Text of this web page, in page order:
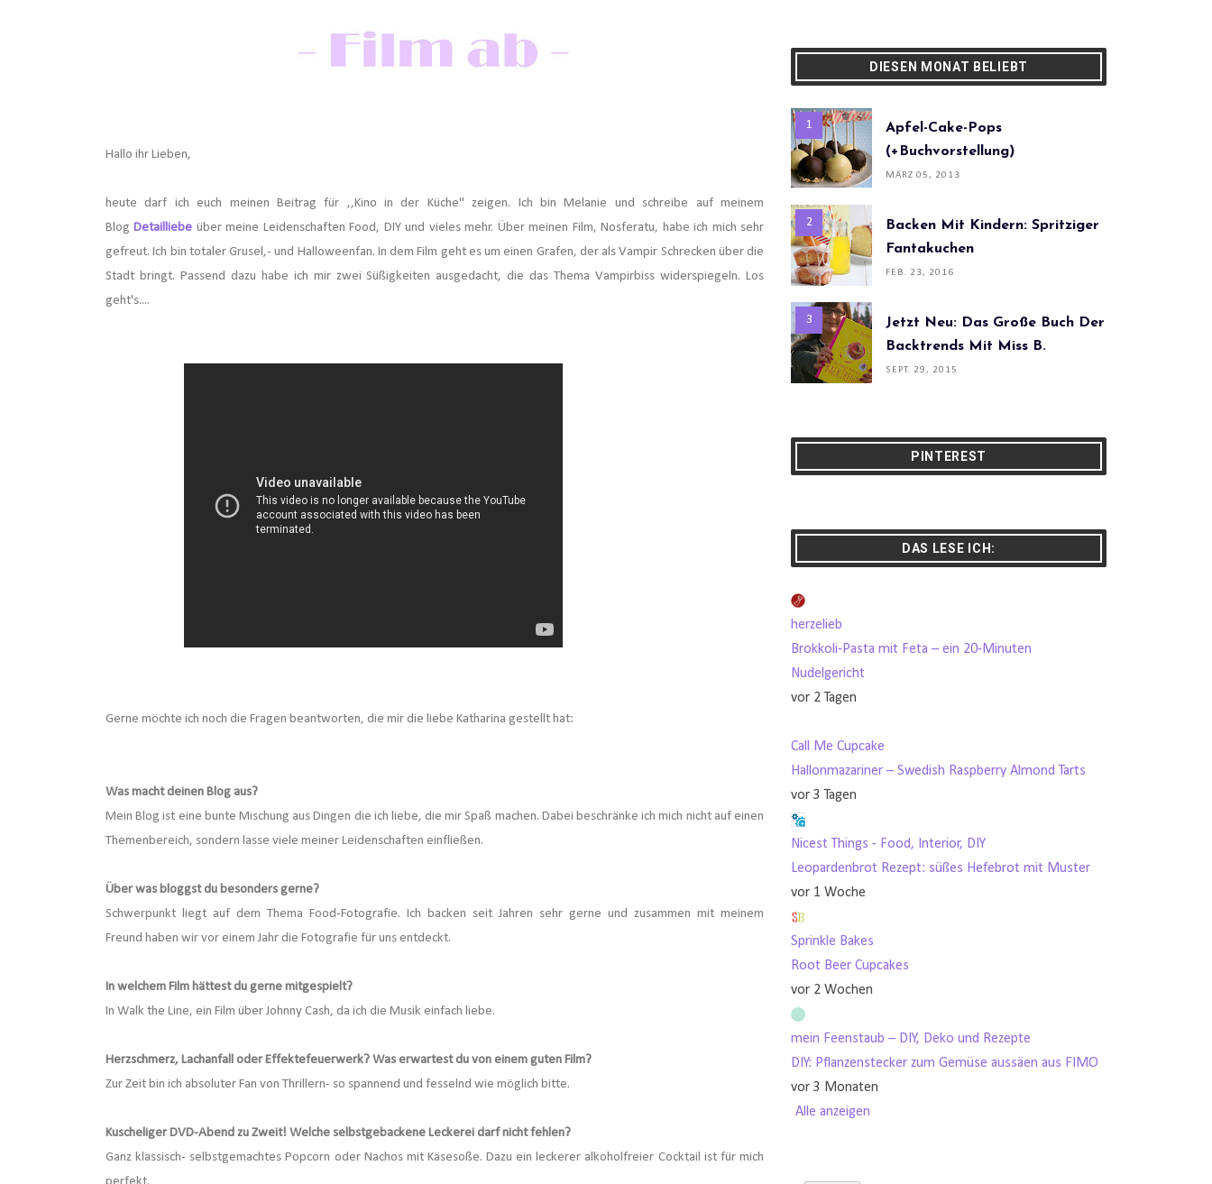
Hallo ihr Lieben,
heute darf ich euch meinen Beitrag für ,,Kino in der Küche" zeigen. Ich bin Melanie und schreibe auf meinem
BlogDetailliebe über meine Leidenschaften Food, DIY und vieles mehr. Über meinen Film, Nosferatu, habe ich mich sehr
gefreut. Ich bin totaler Grusel,- und Halloweenfan. In dem Film geht es um einen Grafen, der als Vampir Schrecken über die
Stadt bringt. Passend dazu habe ich mir zwei Süßigkeiten ausgedacht, die das Thema Vampirbisswiderspiegeln. Los
geht's....
Gerne möchte ich noch die Fragen beantworten, die mir die liebe Katharina gestellt hat:
Was macht deinen Blog aus?
Mein Blog ist eine bunte Mischung aus Dingen die ich liebe, die mir Spaß machen. Dabei beschränke ich mich nicht auf einen
Themenbereich, sondern lasse viele meiner Leidenschaften einfließen.
Über was bloggst du besonders gerne?
Schwerpunkt liegt auf dem Thema Food-Fotografie. Ich backen seit Jahren sehr gerne und zusammen mit meinem
Freund haben wir vor einem Jahr die Fotografie für uns entdeckt.
In welchem Film hättest du gerne mitgespielt?
In Walk the Line, ein Film über Johnny Cash, da ich die Musik einfach liebe.
Herzschmerz, Lachanfall oder Effektefeuerwerk? Was erwartest du von einem guten Film?
Zur Zeit bin ich absoluter Fan von Thrillern- so spannend und fesselnd wie möglich bitte.
Kuscheliger DVD-Abend zu Zweit! Welche selbstgebackene Leckerei darf nicht fehlen?
Ganz klassisch- selbstgemachtes Popcorn oder Nachos mit Käsesoße. Dazu ein leckerer alkoholfreier Cocktail ist für mich
DIESEN MONAT BELIEBT
Apfel-Cake-Pops
(+Buchvorstellung)
MÄRZ 05, 2013
Backen Mit Kindern: Spritziger
Fantakuchen
FEB. 23, 2016
Jetzt Neu: Das Große Buch Der
Backtrends Mit Miss B.
SEPT. 29, 2015
PINTEREST
DAS LESE ICH:
herzelieb
Brokkoli-Pasta mit Feta – ein 20-Minuten
Nudelgericht
vor 2 Tagen
Call Me Cupcake
Hallonmazariner – Swedish Raspberry Almond Tarts
vor 3 Tagen
Nicest Things - Food, Interior, DIY
Leopardenbrot Rezept: süßes Hefebrot mit Muster
vor 1 Woche
Sprinkle Bakes
Root Beer Cupcakes
vor 2 Wochen
mein Feenstaub – DIY, Deko und Rezepte
DIY: Pflanzenstecker zum Gemüse aussäen aus FIMO
vor 3 Monaten
Alle anzeigen